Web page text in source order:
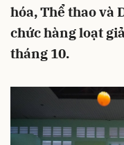
hóa, Thể thao và
chức hàng loạt
tháng 10.